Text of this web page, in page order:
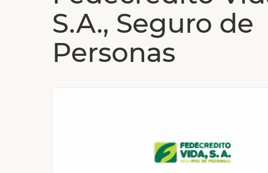
S.A., Seguro de
Personas